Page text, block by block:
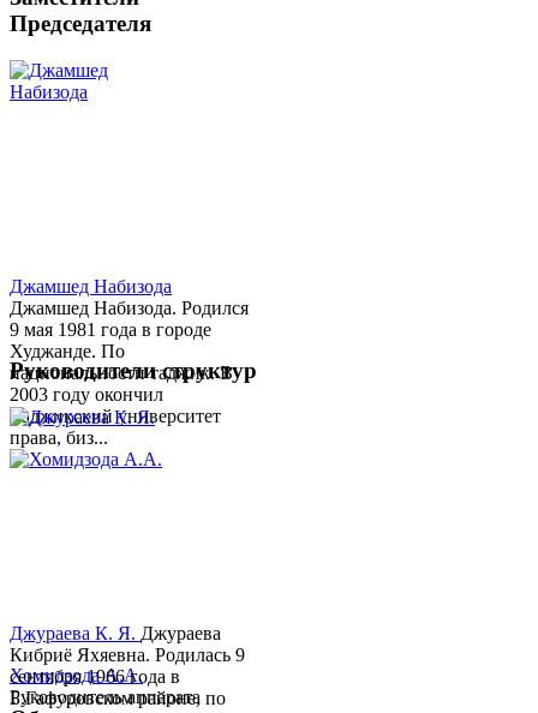
Председателя
Джамшед Набизода
Джамшед Набизода. Родился
9 мая 1981 года в городе
Худжанде. По
национальности таджик. В
2003 году окончил
Таджикский университет
права, биз...
Хомидзода А.А.
Руководитель аппарата
Руководители структур
Джураева К. Я. Джураева
Кибриё Яхяевна. Родилась 9
сентября 1966 года в
Б.Гафуровском районе, по